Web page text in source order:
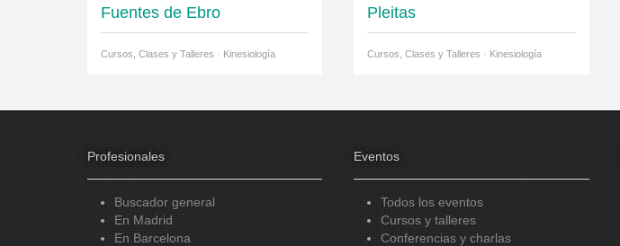
Fuentes de Ebro
Cursos, Clases y Talleres · Kinesiología
Pleitas
Cursos, Clases y Talleres · Kinesiología
Profesionales
Buscador general
En Madrid
En Barcelona
Eventos
Todos los eventos
Cursos y talleres
Conferencias y charlas